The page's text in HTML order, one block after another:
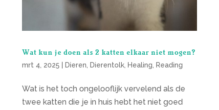
Wat kun je doen als 2 katten elkaar niet mogen?
mrt 4, 2025 Dieren Dierentolk, Healing Reading
Wat is het toch ongelooflijk vervelend als de
twee katten die je in huis hebt het niet goed